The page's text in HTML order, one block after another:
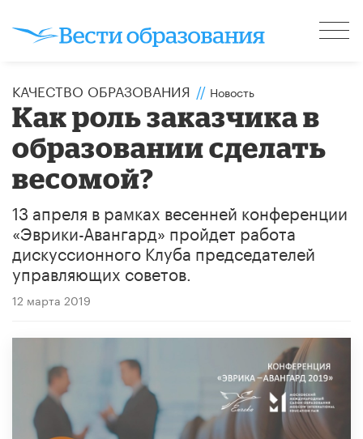
КАЧЕСТВО ОБРАЗОВАНИЯ // Новость
Как роль заказчика в
образовании сделать
весомой?
13 апреля в рамках весенней конференции
«Эврики-Авангард» пройдет работа
дискуссионного Клуба председателей
управляющих советов.
12 марта 2019